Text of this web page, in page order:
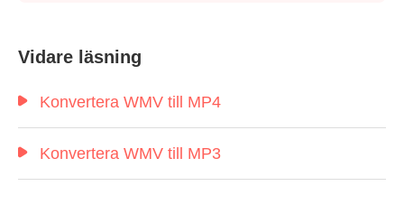
Vidare läsning
Konvertera WMV till MP4
Konvertera WMV till MP3